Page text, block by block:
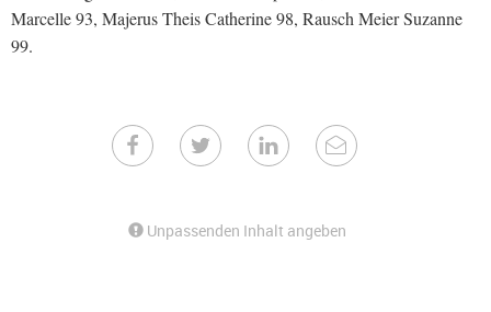
Marcelle 93, Majerus Theis Catherine 98, Rausch Meier Suzanne
99.
Unpassenden Inhalt angeben